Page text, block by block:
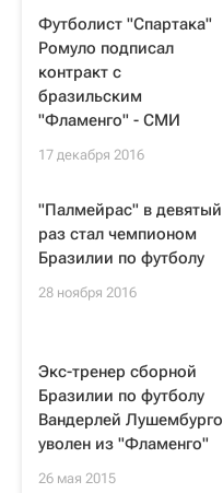
Футболист "Спартака"
Ромуло подписал
контракт с
бразильским
"Фламенго" - СМИ
17 декабря 2016
"Палмейрас" в девятый
раз стал чемпионом
Бразилии по футболу
28 ноября 2016
Экс-тренер сборной
Бразилии по футболу
Вандерлей Лушембурго
уволен из "Фламенго"
26 мая 2015